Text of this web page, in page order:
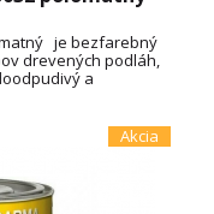
je bezfarebný
drevených podláh,
a
Akcia